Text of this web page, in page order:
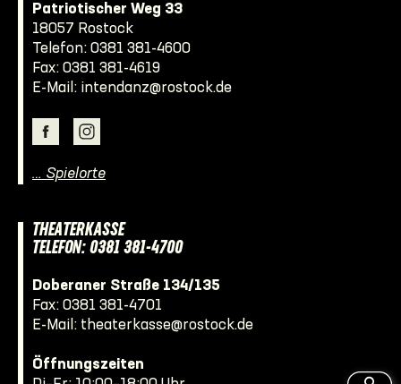
Patriotischer Weg 33
18057 Rostock
Telefon: 0381 381-4600
Fax: 0381 381-4619
E-Mail: intendanz@rostock.de
… Spielorte
THEATERKASSE
TELEFON: 0381 381-4700
Doberaner Straße 134/135
Fax: 0381 381-4701
E-Mail: theaterkasse@rostock.de
Öffnungszeiten